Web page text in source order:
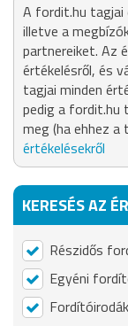
A fordit.hu tagjai
illetve a
partnereiket. Az
értékelésről, és
tagjai minden
pedig a fordit.hu
meg (ha ehhez a
értékelésekről
KERESÉS AZ
Részidős
Egyéni
Fordítóirodák